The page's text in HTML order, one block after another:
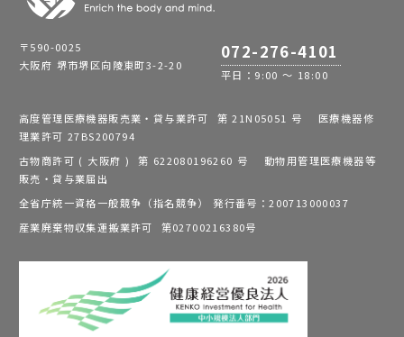
〒590-0025
大阪府 堺市堺区向陵東町3-2-20
072-276-4101
平日：9:00 ～ 18:00
高度管理医療機器販売業・貸与業許可 第 21N05051 号 医療機器修
理業許可 27BS200794
古物商許可 ( 大阪府 ) 第 622080196260 号 動物用管理医療機器等
販売・貸与業届出
全省庁統一資格一般競争（指名競争） 発行番号：200713000037
産業廃棄物収集運搬業許可 第02700216380号